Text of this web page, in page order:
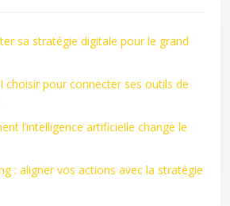
sa stratégie digitale pour le grand
choisir pour connecter ses outils de
l’intelligence artificielle change le
: aligner vos actions avec la stratégie